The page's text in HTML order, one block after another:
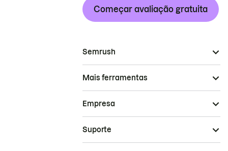
Começar avaliação gratuita
Semrush
Mais ferramentas
Empresa
Suporte